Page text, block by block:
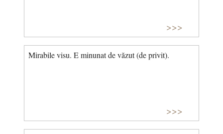
>>>
Mirabile visu. E minunat de văzut (de privit).
>>>